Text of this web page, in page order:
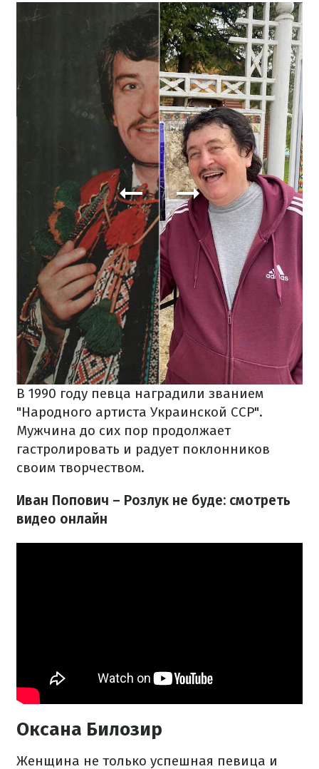
В 1990 году певца наградили званием
"Народного артиста Украинской ССР".
Мужчина до сих пор продолжает
гастролировать и радует поклонников
своим творчеством.
Иван Попович – Розлук не буде: смотреть
видео онлайн
Оксана Билозир
Женщина не только успешная певица и